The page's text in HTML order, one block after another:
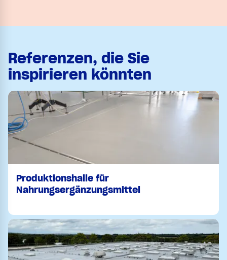
Referenzen, die Sie
inspirieren könnten
Produktionshalle für
Nahrungsergänzungsmittel